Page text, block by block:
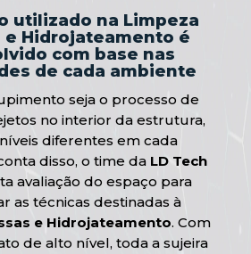
utilizado na Limpeza
e Hidrojateamento é
com base nas
de cada ambiente
seja o processo de
no interior da estrutura,
diferentes em cada
disso, o time da LD Tech
avaliação do espaço para
as técnicas destinadas à
e Hidrojateamento. Com
de alto nível, toda a sujeira